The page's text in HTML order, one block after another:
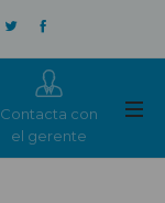
Contacta con
el gerente